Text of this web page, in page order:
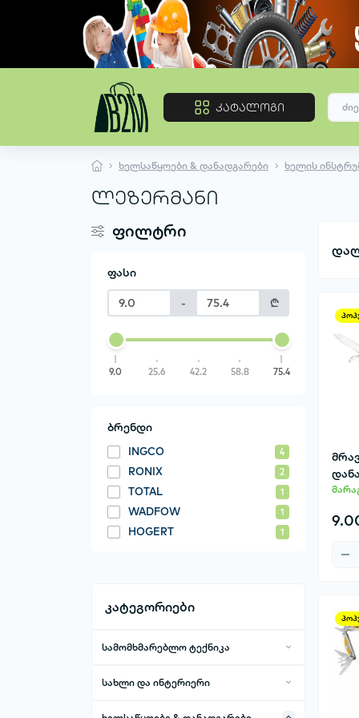
კატალოგი
ხელსაწყოები & დანადგარები ხელის
ლეზერმანი
ფილტრი
ფასი
- ₾
9.0 25.6 42.2 58.8 75.4
ბრენდი
INGCO 4
RONIX 2
TOTAL 1
WADFOW 1
HOGERT 1
კატეგორიები
სამომხმარებლო ტექნიკა
მობილური ტელეფონები
სახლი და ინტერიერი